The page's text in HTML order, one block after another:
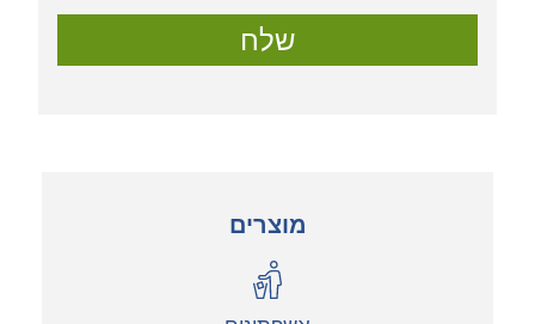
מוצרים
שלח